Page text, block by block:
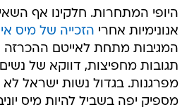
היופי המתחרות. חלקינו אף
אנונימיות אחרי הזכייה של מיס
המגיבות מתחת לאייטם ההכרזה
תגובות מחפיצות, דווקא של
מפרגנות. בגדול נשות ישראל
מספיק יפה בשביל להיות מיס